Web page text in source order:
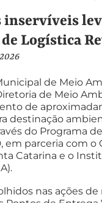
inservíveis
Logística
de Meio
de Meio
de
destinação
do Programa
em parceria com o
Catarina e o
nas ações